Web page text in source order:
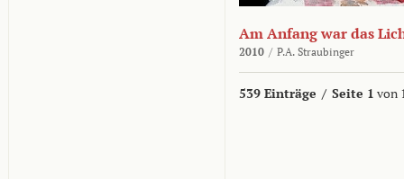
Am Anfang war das
2010 / P.A. Straubinger
539 Einträge / Seite 1 von